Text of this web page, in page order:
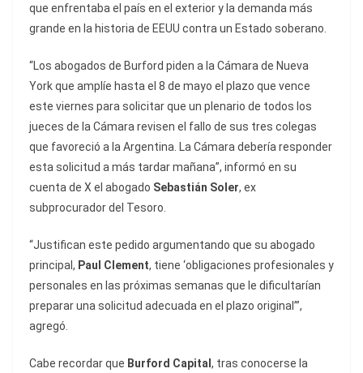
que enfrentaba el país en el exterior y la demanda más
grande en la historia de EEUU contra un Estado soberano.
“Los abogados de Burford piden a la Cámara de Nueva
York que amplíe hasta el 8 de mayo el plazo que vence
este viernes para solicitar que un plenario de todos los
jueces de la Cámara revisen el fallo de sus tres colegas
que favoreció a la Argentina. La Cámara debería responder
esta solicitud a más tardar mañana”, informó en su
cuenta de X el abogado Sebastián Soler, ex
subprocurador del Tesoro.
“Justifican este pedido argumentando que su abogado
principal, Paul Clement, tiene ‘obligaciones profesionales y
personales en las próximas semanas que le dificultarían
preparar una solicitud adecuada en el plazo original’”,
agregó.
Cabe recordar que Burford Capital , tras conocerse la